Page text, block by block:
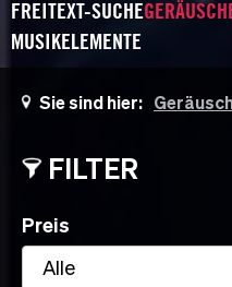
FREITEXT-SUCHE
MUSIKELEMENTE
Sie sind hier:
FILTER
Preis
Alle